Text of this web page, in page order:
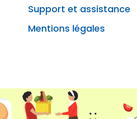
Support et assistance
Mentions légales